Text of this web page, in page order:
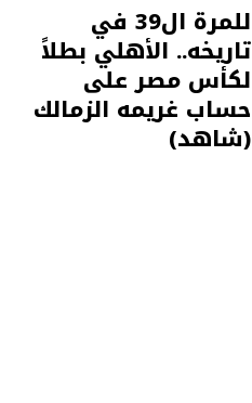
للمرة ال39 في
تاريخه.. الأهلي بطلاً
لكأس مصر على
حساب غريمه الزمالك
(شاهد)